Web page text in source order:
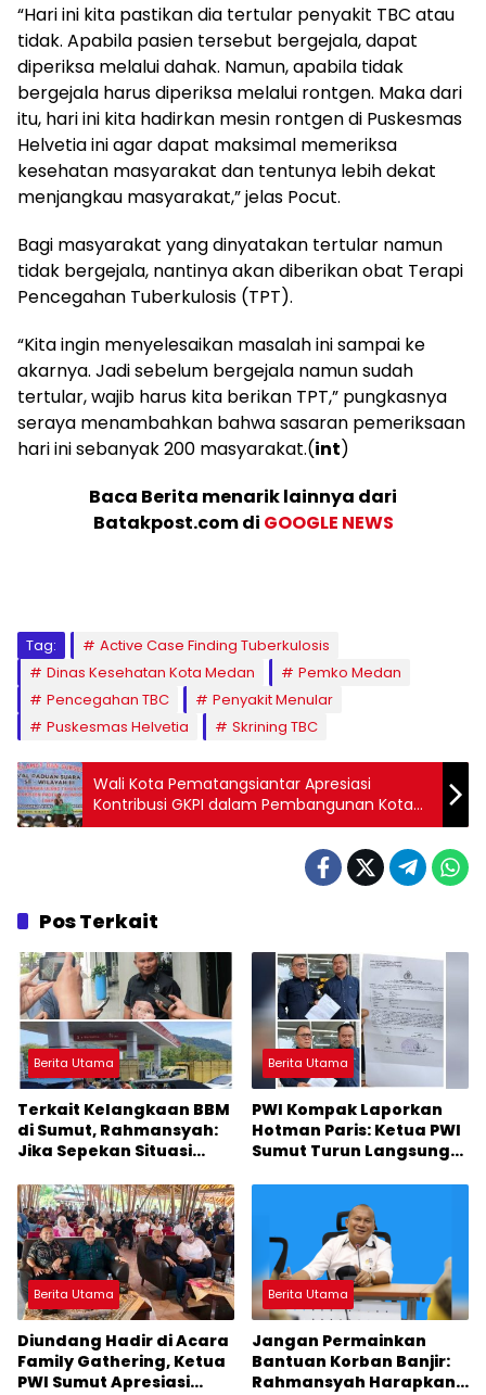
“Hari ini kita pastikan dia tertular penyakit TBC atau
tidak. Apabila pasien tersebut bergejala, dapat
diperiksa melalui dahak. Namun, apabila tidak
bergejala harus diperiksa melalui rontgen. Maka dari
itu, hari ini kita hadirkan mesin rontgen di Puskesmas
Helvetia ini agar dapat maksimal memeriksa
kesehatan masyarakat dan tentunya lebih dekat
menjangkau masyarakat,” jelas Pocut.
Bagi masyarakat yang dinyatakan tertular namun
tidak bergejala, nantinya akan diberikan obat Terapi
Pencegahan Tuberkulosis (TPT).
“Kita ingin menyelesaikan masalah ini sampai ke
akarnya. Jadi sebelum bergejala namun sudah
tertular, wajib harus kita berikan TPT,” pungkasnya
seraya menambahkan bahwa sasaran pemeriksaan
hari ini sebanyak 200 masyarakat.(int)
Baca Berita menarik lainnya dari
Batakpost.com di GOOGLE NEWS
Tag:
Active Case Finding Tuberkulosis
Dinas Kesehatan Kota Medan
Pemko Medan
Pencegahan TBC
Penyakit Menular
Puskesmas Helvetia
Skrining TBC
Wali Kota Pematangsiantar Apresiasi
Kontribusi GKPI dalam Pembangunan Kota
dan Peningkatan Keimanan Jemaat
Pos Terkait
Berita Utama
Terkait Kelangkaan BBM
di Sumut, Rahmansyah:
Jika Sepekan Situasi
Sumut Keluarkan
Rekomendasi
Berita Utama
PWI Kompak Laporkan
Hotman Paris: Ketua PWI
Sumut Turun Langsung
Berita Utama
Diundang Hadir di Acara
Family Gathering, Ketua
PWI Sumut Apresiasi
Berita Utama
Jangan Permainkan
Bantuan Korban Banjir:
Rahmansyah Harapkan